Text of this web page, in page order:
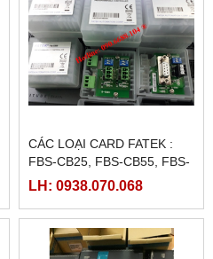
CÁC LOẠI CARD FATEK :
FBS-CB25, FBS-CB55, FBS-
CB2, FBS-CB5
LH: 0938.070.068